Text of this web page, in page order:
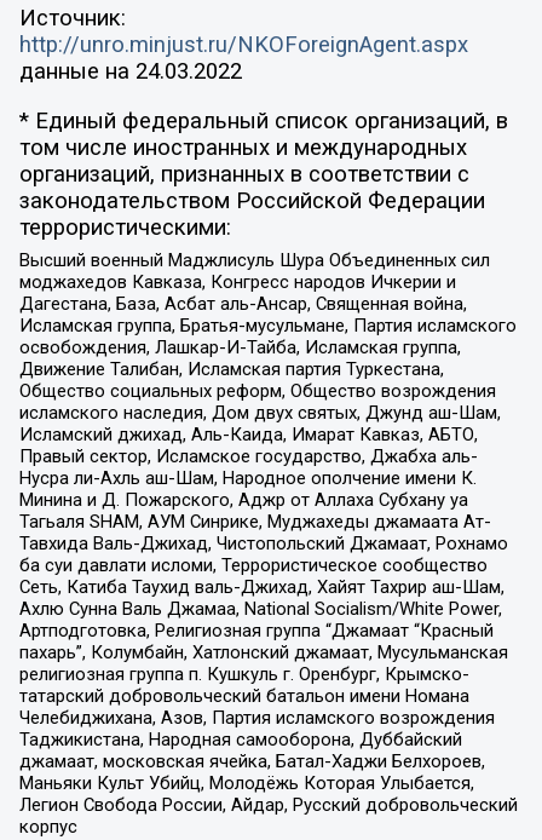
Источник:
http://unro.minjust.ru/NKOForeignAgent.aspx
данные на 24.03.2022
* Единый федеральный список организаций, в
том числе иностранных и международных
организаций, признанных в соответствии с
законодательством Российской Федерации
террористическими:
Высший военный Маджлисуль Шура Объединенных сил
моджахедов Кавказа, Конгресс народов Ичкерии и
Дагестана, База, Асбат аль-Ансар, Священная война,
Исламская группа, Братья-мусульмане, Партия исламского
освобождения, Лашкар-И-Тайба, Исламская группа,
Движение Талибан, Исламская партия Туркестана,
Общество социальных реформ, Общество возрождения
исламского наследия, Дом двух святых, Джунд аш-Шам,
Исламский джихад, Аль-Каида, Имарат Кавказ, АБТО,
Правый сектор, Исламское государство, Джабха аль-
Нусра ли-Ахль аш-Шам, Народное ополчение имени К.
Минина и Д. Пожарского, Аджр от Аллаха Субхану уа
Тагьаля SHAM, АУМ Синрике, Муджахеды джамаата Ат-
Тавхида Валь-Джихад, Чистопольский Джамаат, Рохнамо
ба суи давлати исломи, Террористическое сообщество
Сеть, Катиба Таухид валь-Джихад, Хайят Тахрир аш-Шам,
Ахлю Сунна Валь Джамаа, National Socialism/White Power,
Артподготовка, Религиозная группа “Джамаат “Красный
пахарь”, Колумбайн, Хатлонский джамаат, Мусульманская
религиозная группа п. Кушкуль г. Оренбург, Крымско-
татарский добровольческий батальон имени Номана
Челебиджихана, Азов, Партия исламского возрождения
Таджикистана, Народная самооборона, Дуббайский
джамаат, московская ячейка, Батал-Хаджи Белхороев,
Маньяки Культ Убийц, Молодёжь Которая Улыбается,
Легион Свобода России, Айдар, Русский добровольческий
корпус